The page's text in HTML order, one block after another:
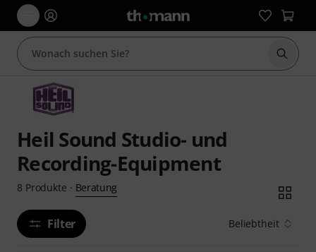
Suche
Heil Sound Studio- und
Recording-Equipment
8 Produkte · Beratung
Filter Beliebtheit